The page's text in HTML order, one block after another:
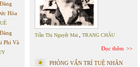
Hòa
Phi Và
Trần Thị Nguyệt Mai, TRANG CHÂU
Đọc thêm
PHỎNG VẤN TRÍ TUỆ NHÂN